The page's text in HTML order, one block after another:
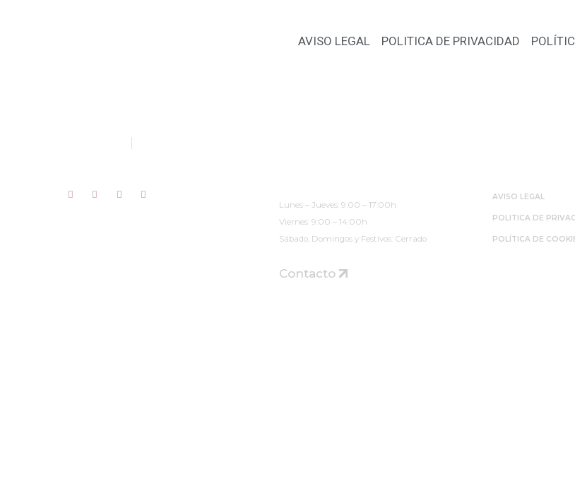
AVISO LEGAL POLITICA DE PRIVACIDAD
Lunes – Jueves: 9:00 – 17:00h
Viernes: 9:00 – 14:00h
Sábado, Domingos y Festivos: Cerrado
Contacto
AVISO LEGAL
POLITICA DE
POLÍTICA DE